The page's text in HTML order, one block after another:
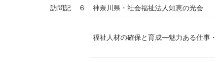
訪問記 6 神奈川県・社会福祉法人知恵の光会
福祉人材の確保と育成―魅力ある仕事